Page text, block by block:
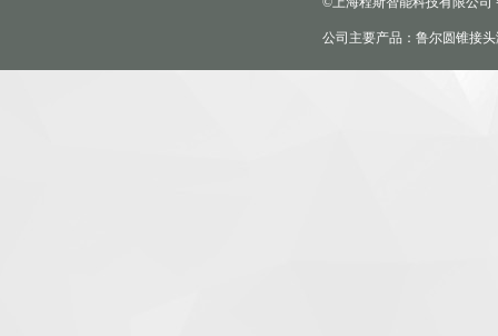
公司主要产品：鲁尔圆锥接